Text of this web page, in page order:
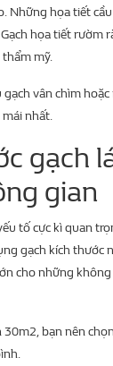
Những họa tiết
họa tiết rườm
mỹ.
gạch vân chìm
nhất.
gạch
gian
tố cực kì quan
gạch kích thước
cho những
bạn nên